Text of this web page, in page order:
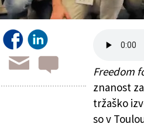
Freedom
znanost
tržaško
so v